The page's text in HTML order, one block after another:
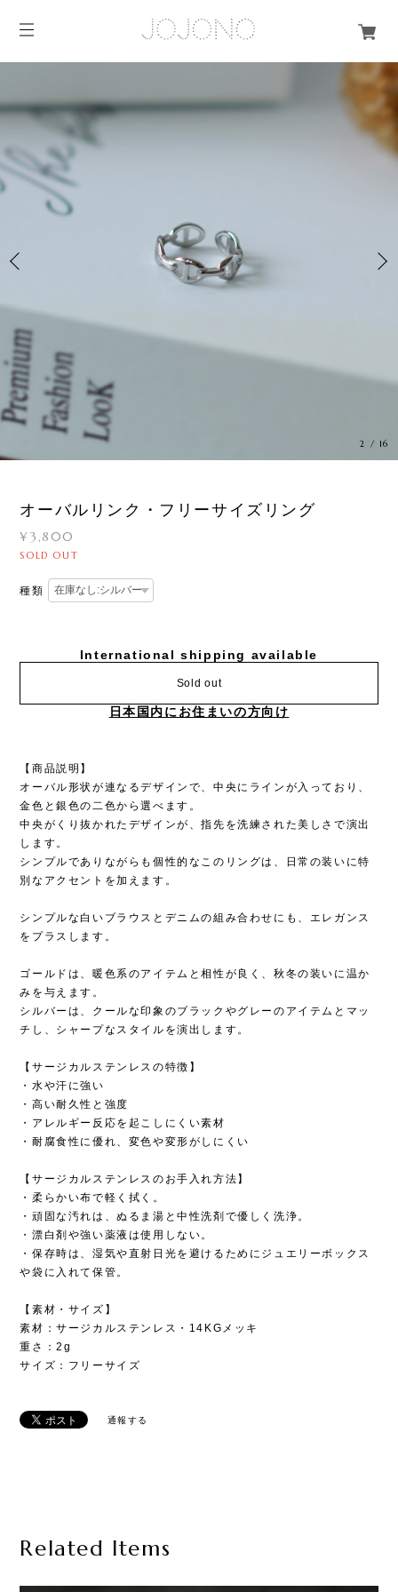
3 / 16
オーバルリンク・フリーサイズリング
¥3,800
SOLD OUT
種類
International shipping available
Sold out
日本国内にお住まいの方向け
【商品説明】
オーバル形状が連なるデザインで、中央にラインが入っており、
金色と銀色の二色から選べます。
中央がくり抜かれたデザインが、指先を洗練された美しさで演出
します。
シンプルでありながらも個性的なこのリングは、日常の装いに特
別なアクセントを加えます。
シンプルな白いブラウスとデニムの組み合わせにも、エレガンス
をプラスします。
ゴールドは、暖色系のアイテムと相性が良く、秋冬の装いに温か
みを与えます。
シルバーは、クールな印象のブラックやグレーのアイテムとマッ
チし、シャープなスタイルを演出します。
【サージカルステンレスの特徴】
・水や汗に強い
・高い耐久性と強度
・アレルギー反応を起こしにくい素材
・耐腐食性に優れ、変色や変形がしにくい
【サージカルステンレスのお手入れ方法】
・柔らかい布で軽く拭く。
・頑固な汚れは、ぬるま湯と中性洗剤で優しく洗浄。
・漂白剤や強い薬液は使用しない。
・保存時は、湿気や直射日光を避けるためにジュエリーボックス
や袋に入れて保管。
【素材・サイズ】
素材：サージカルステンレス・14KGメッキ
重さ：2g
サイズ：フリーサイズ
通報する
Related Items